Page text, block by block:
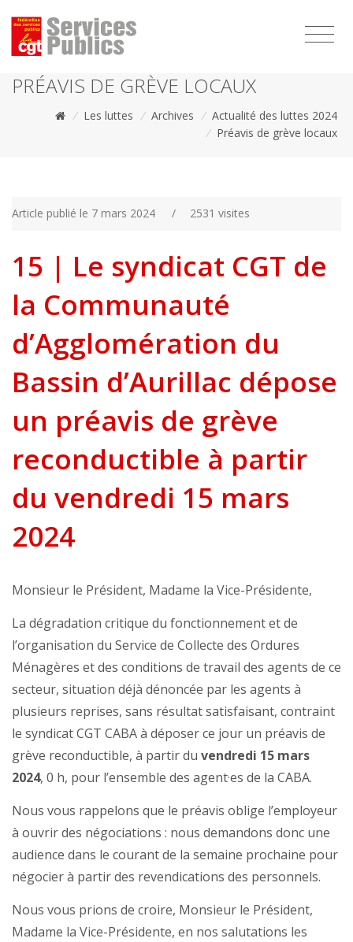
PRÉAVIS DE GRÈVE LOCAUX
/ Les luttes / Archives / Actualité des luttes 2024
/ Préavis de grève locaux
Article publié le 7 mars 2024 / 2531 visites
15 | Le syndicat CGT de
la Communauté
d’Agglomération du
Bassin d’Aurillac dépose
un préavis de grève
reconductible à partir
du vendredi 15 mars
2024
Monsieur le Président, Madame la Vice-Présidente,
La dégradation critique du fonctionnement et de
l’organisation du Service de Collecte des Ordures
Ménagères et des conditions de travail des agents de ce
secteur, situation déjà dénoncée par les agents à
plusieurs reprises, sans résultat satisfaisant, contraint
le syndicat CGT CABA à déposer ce jour un préavis de
grève reconductible, à partir du vendredi 15 mars
2024, 0 h, pour l’ensemble des agent·es de la CABA.
Nous vous rappelons que le préavis oblige l’employeur
à ouvrir des négociations : nous demandons donc une
audience dans le courant de la semaine prochaine pour
négocier à partir des revendications des personnels.
Nous vous prions de croire, Monsieur le Président,
Madame la Vice-Présidente, en nos salutations les